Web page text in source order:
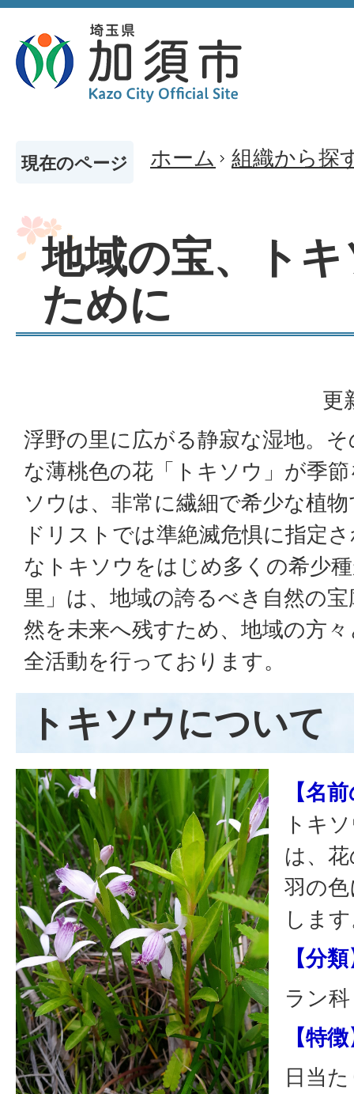
現在のページ ホーム 組織から探
地域の宝、ト
ために
更
浮野の里に広がる静寂な湿地。
な薄桃色の花「トキソウ」が季
ソウは、非常に繊細で希少な植
ドリストでは準絶滅危惧に指定
なトキソウをはじめ多くの希少
里」は、地域の誇るべき自然の
然を未来へ残すため、地域の方
全活動を行っております。
トキソウについて
【名
トキ
は、
羽の
しま
【分
ラン
【特
日当